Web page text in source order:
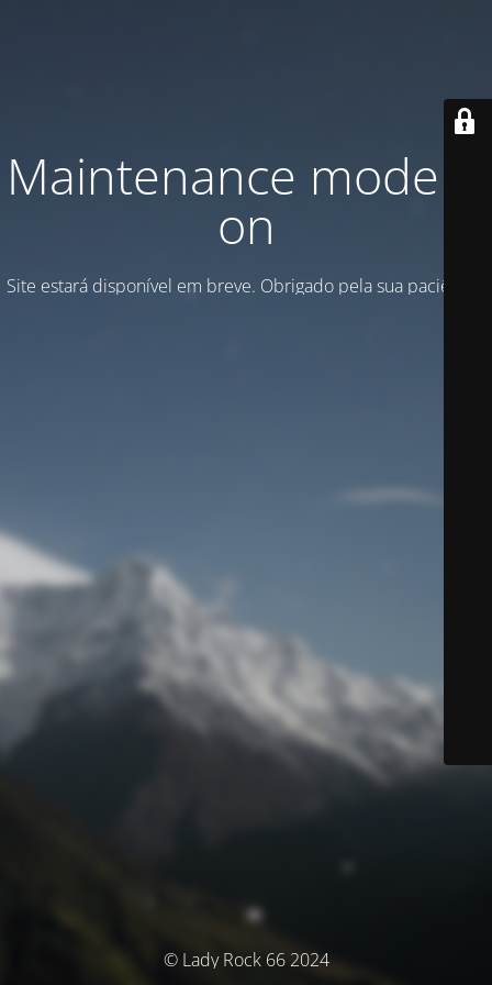
Maintenance mode is
on
Site estará disponível em breve. Obrigado pela sua paciência!
© Lady Rock 66 2024